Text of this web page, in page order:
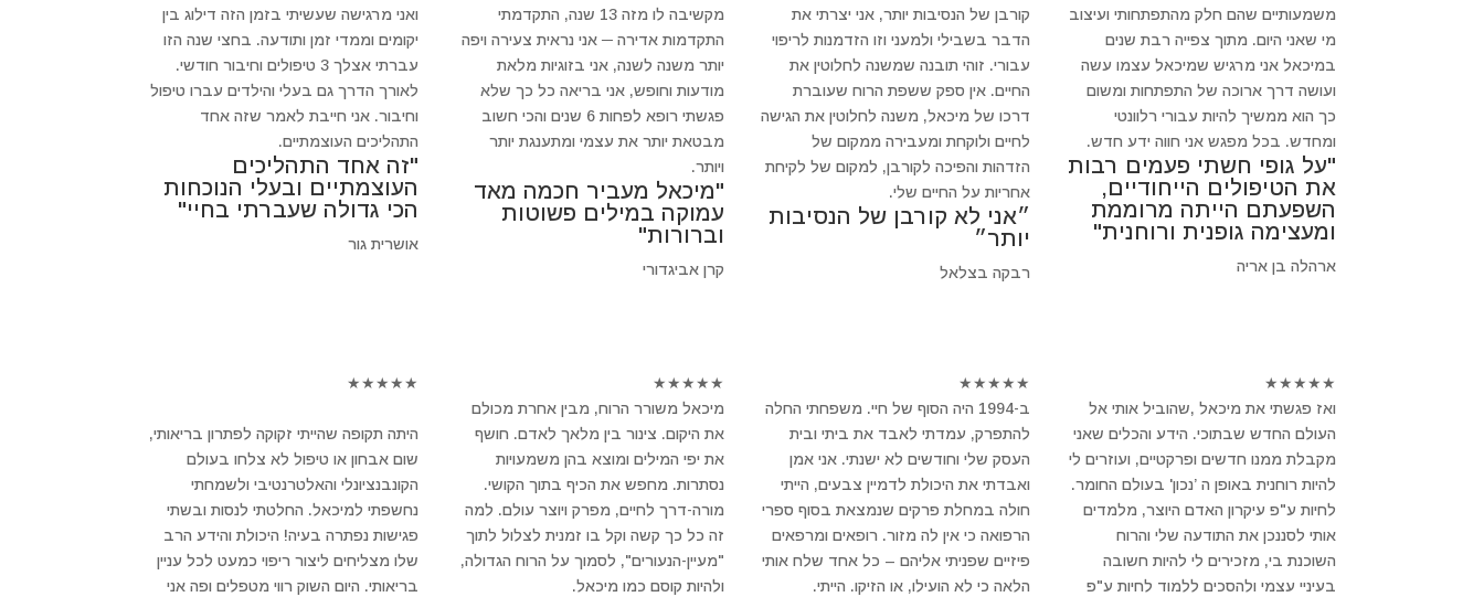
ואני מרגישה שעשיתי בזמן הזה דילוג בין
יקומים וממדי זמן ותודעה. בחצי שנה הזו
עברתי אצלך 3 טיפולים וחיבור חודשי.
לאורך הדרך גם בעלי והילדים עברו טיפול
וחיבור. אני חייבת לאמר שזה אחד
התהליכים העוצמתיים.
"זה אחד התהליכים
העוצמתיים ובעלי הנוכחות
הכי גדולה שעברתי בחיי"
אושרית גור
מקשיבה לו מזה 13 שנה, התקדמתי
התקדמות אדירה ─ אני נראית צעירה ויפה
יותר משנה לשנה, אני בזוגיות מלאת
מודעות וחופש, אני בריאה כל כך שלא
פגשתי רופא לפחות 6 שנים והכי חשוב
מבטאת יותר את עצמי ומתענגת יותר
ויותר.
"מיכאל מעביר חכמה מאד
עמוקה במילים פשוטות
וברורות"
קרן אביגדורי
קורבן של הנסיבות יותר, אני יצרתי את
הדבר בשבילי ולמעני וזו הזדמנות לריפוי
עבורי. זוהי תובנה שמשנה לחלוטין את
החיים. אין ספק ששפת הרוח שעוברת
דרכו של מיכאל, משנה לחלוטין את הגישה
לחיים ולוקחת ומעבירה ממקום של
הזדהות והפיכה לקורבן, למקום של לקיחת
אחריות על החיים שלי.
״אני לא קורבן של הנסיבות
יותר״
רבקה בצלאל
משמעותיים שהם חלק מהתפתחותי ועיצוב
מי שאני היום. מתוך צפייה רבת שנים
במיכאל אני מרגיש שמיכאל עצמו עשה
ועושה דרך ארוכה של התפתחות ומשום
כך הוא ממשיך להיות עבורי רלוונטי
ומחדש. בכל מפגש אני חווה ידע חדש.
"על גופי חשתי פעמים רבות
את הטיפולים הייחודיים,
השפעתם הייתה מרוממת
ומעצימה גופנית ורוחנית"
ארהלה בן אריה
★
★
★
★
★
היתה תקופה שהייתי זקוקה לפתרון בריאותי,
שום אבחון או טיפול לא צלחו בעולם
הקונבנציונלי והאלטרנטיבי ולשמחתי
נחשפתי למיכאל. החלטתי לנסות ובשתי
פגישות נפתרה בעיה! היכולת והידע הרב
שלו מצליחים ליצור ריפוי כמעט לכל עניין
בריאותי. היום השוק רווי מטפלים ופה אני
★
★
★
★
★
מיכאל משורר הרוח, מבין אחרת מכולם
את היקום. צינור בין מלאך לאדם. חושף
את יפי המילים ומוצא בהן משמעויות
נסתרות. מחפש את הכיף בתוך הקושי.
מורה-דרך לחיים, מפרק ויוצר עולם. למה
זה כל כך קשה וקל בו זמנית לצלול לתוך
"מעיין-הנעורים", לסמוך על הרוח הגדולה,
ולהיות קוסם כמו מיכאל.
★
★
★
★
★
ב-1994 היה הסוף של חיי. משפחתי החלה
להתפרק, עמדתי לאבד את ביתי ובית
העסק שלי וחודשים לא ישנתי. אני אמן
ואבדתי את היכולת לדמיין צבעים, הייתי
חולה במחלת פרקים שנמצאת בסוף ספרי
הרפואה כי אין לה מזור. רופאים ומרפאים
פיזיים שפניתי אליהם – כל אחד שלח אותי
הלאה כי לא הועילו, או הזיקו. הייתי.
★
★
★
★
★
ואז פגשתי את מיכאל ,שהוביל אותי אל
העולם החדש שבתוכי. הידע והכלים שאני
מקבלת ממנו חדשים ופרקטיים, ועוזרים לי
להיות רוחנית באופן ה ’נכון' בעולם החומר.
לחיות ע"פ עיקרון האדם היוצר, מלמדים
אותי לסננכן את התודעה שלי והרוח
השוכנת בי, מזכירים לי להיות חשובה
בעיניי עצמי ולהסכים ללמוד לחיות ע"פ